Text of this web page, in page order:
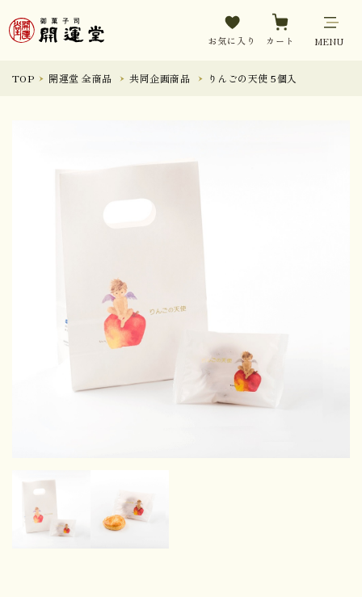
お気に入り カート MENU
TOP 開運堂 全商品 共同企画商品 りんごの天使 5個入